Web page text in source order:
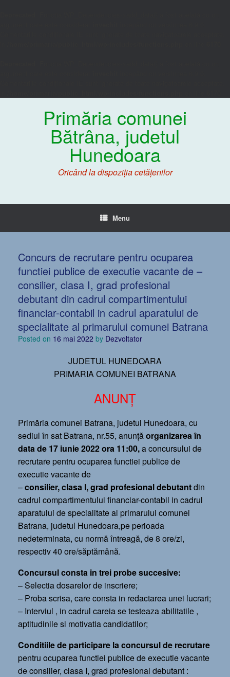
Primăria comunei
Bătrâna, judetul
Hunedoara
Oricând la dispoziția cetățenilor
Menu
Concurs de recrutare pentru ocuparea
functiei publice de executie vacante de –
consilier, clasa I, grad profesional
debutant din cadrul compartimentului
financiar-contabil in cadrul aparatului de
specialitate al primarului comunei Batrana
Posted on 16 mai 2022 by Dezvoltator
JUDETUL HUNEDOARA
PRIMARIA COMUNEI BATRANA
ANUNŢ
Primăria comunei Batrana, judetul Hunedoara, cu
sediul în sat Batrana, nr.55, anunţăorganizarea în
data de 17 iunie 2022 ora 11:00,a concursului de
recrutare pentru ocuparea functiei publice de
executie vacante de
–consilier, clasa I, grad profesional debutantdin
cadrul compartimentului financiar-contabil in cadrul
aparatului de specialitate al primarului comunei
Batrana, judetul Hunedoara,pe perioada
nedeterminata, cu normă întreagă, de 8 ore/zi,
respectiv 40 ore/săptămână.
Concursul consta in trei probe succesive:
– Selectia dosarelor de inscriere;
– Proba scrisa, care consta in redactarea unei lucrari;
– Interviul , in cadrul careia se testeaza abilitatile ,
aptitudinile si motivatia candidatilor;
Conditiile de participare la concursul de recrutare
pentru ocuparea functiei publice de executie vacante
de consilier, clasa I, grad profesional debutant :